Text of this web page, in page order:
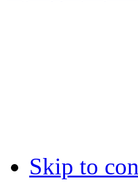
Skip to